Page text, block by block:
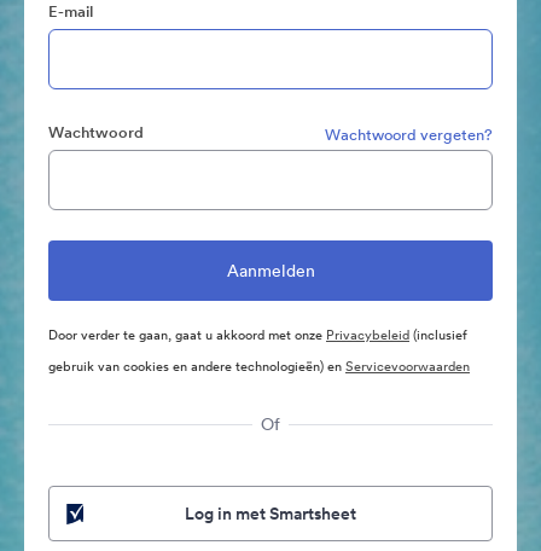
E-mail
Wachtwoord Wachtwoord vergeten?
Door verder te gaan, gaat u akkoord met onze Privacybeleid(inclusief
gebruik van cookies en andere technologieën) enServicevoorwaarden
Of
Log in met Smartsheet